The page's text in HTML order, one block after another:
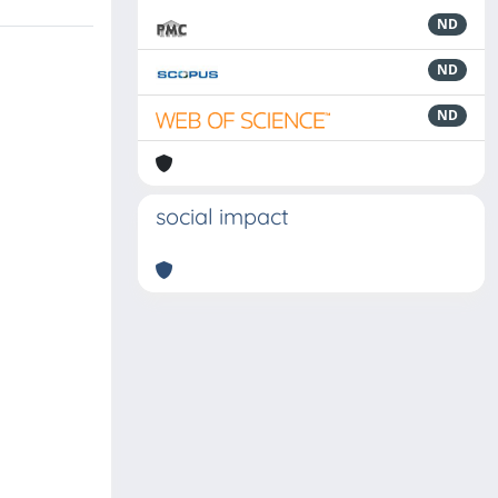
ND
ND
ND
social impact